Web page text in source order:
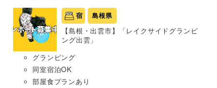
宿 島根県
【島根・出雲市】「レイクサイドグランピ
ング出雲」
グランピング
同室宿泊OK
部屋食プランあり